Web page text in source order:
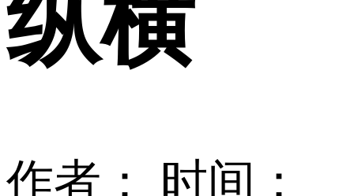
纵横
作者：
时间：